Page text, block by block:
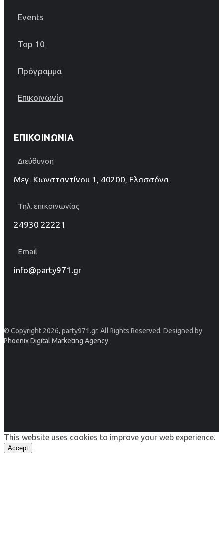
Events
Top 10
Πρόγραμμα
Επικοινωνία
ΕΠΙΚΟΙΝΩΝΊΑ
Διεύθυνση
Μεγ. Κωνσταντίνου 1, 40200, Ελασσόνα
Τηλ. επικοινωνίας
24930 22221
Email
info@party971.gr
© Copyright 2026, party971.gr. All Rights Reserved. Designed by
Phoenix Digital Marketing Agency
This website uses cookies to improve your web experience.
Accept